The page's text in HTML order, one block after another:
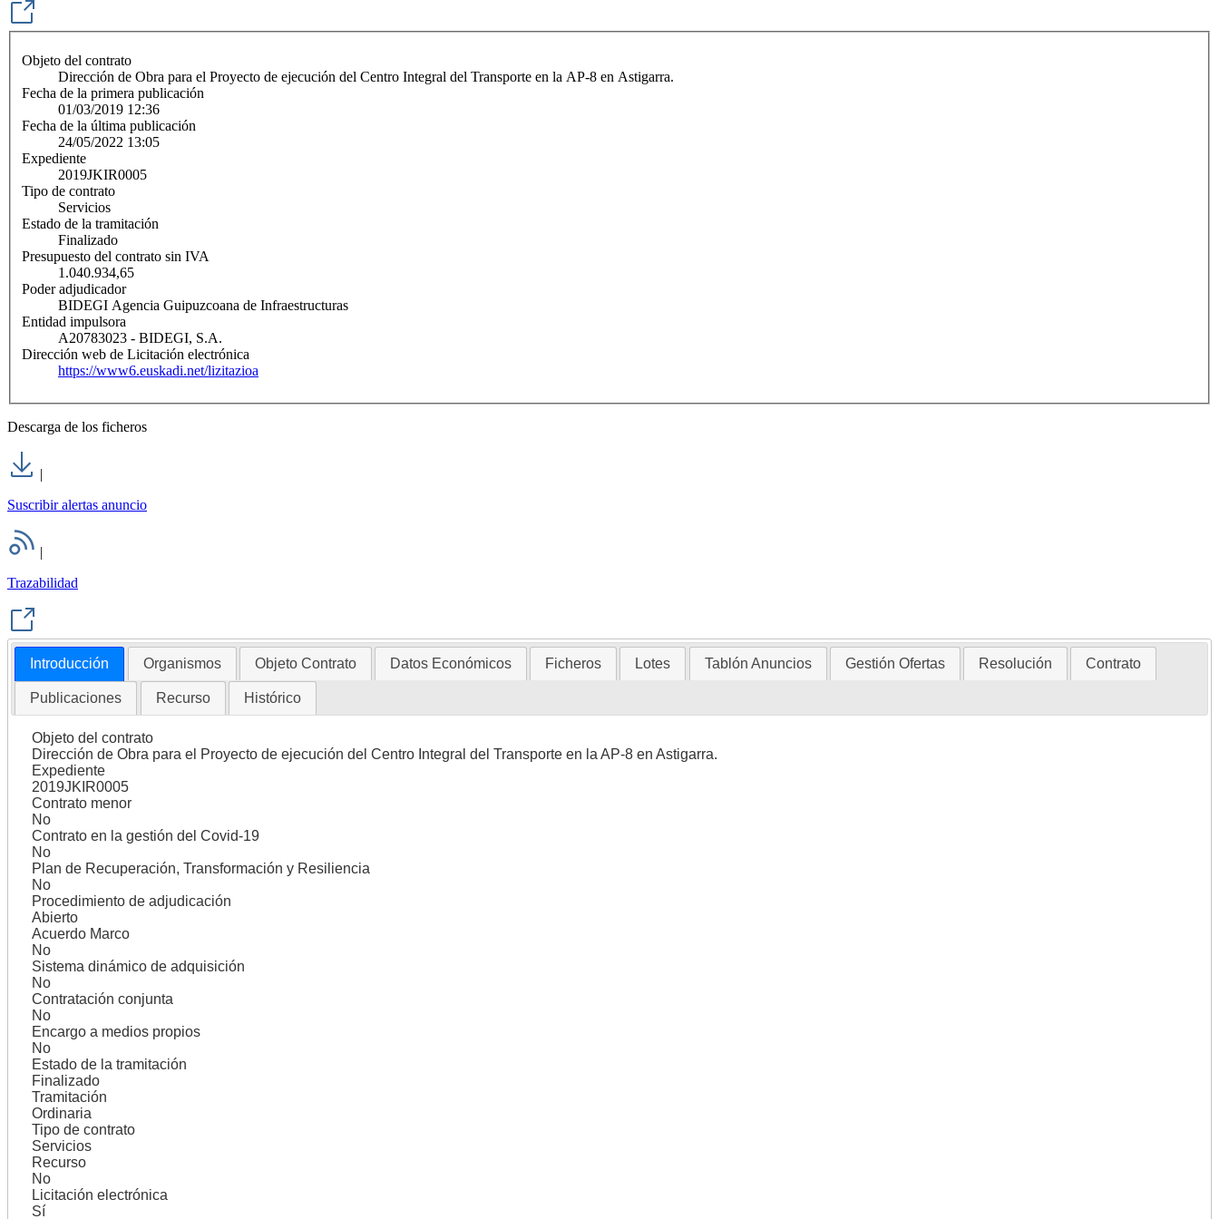
Objeto del contrato
Dirección de Obra para el Proyecto de ejecución del Centro Integral del Transporte en la AP-8 en Astigarra.
Fecha de la primera publicación
01/03/2019 12:36
Fecha de la última publicación
24/05/2022 13:05
Expediente
2019JKIR0005
Tipo de contrato
Servicios
Estado de la tramitación
Finalizado
Presupuesto del contrato sin IVA
1.040.934,65
Poder adjudicador
BIDEGI Agencia Guipuzcoana de Infraestructuras
Entidad impulsora
A20783023 - BIDEGI, S.A.
Dirección web de Licitación electrónica
https://www6.euskadi.net/lizitazioa
Descarga de los ficheros
|
Suscribir alertas anuncio
|
Trazabilidad
Introducción Organismos Objeto Contrato Datos Económicos Ficheros Lotes Tablón Anuncios Gestión Ofertas Resolución Contrato
Publicaciones Recurso Histórico
Objeto del contrato
Dirección de Obra para el Proyecto de ejecución del Centro Integral del Transporte en la AP-8 en Astigarra.
Expediente
2019JKIR0005
Contrato menor
No
Contrato en la gestión del Covid-19
No
Plan de Recuperación, Transformación y Resiliencia
No
Procedimiento de adjudicación
Abierto
Acuerdo Marco
No
Sistema dinámico de adquisición
No
Contratación conjunta
No
Encargo a medios propios
No
Estado de la tramitación
Finalizado
Tramitación
Ordinaria
Tipo de contrato
Servicios
Recurso
No
Licitación electrónica
Sí